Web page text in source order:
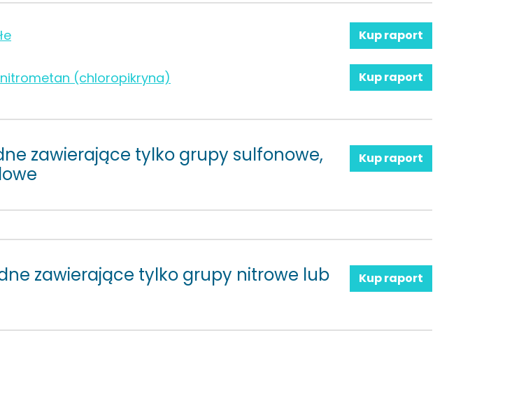
Kup raport
(chloropikryna) Kup raport
zawierające tylko grupy sulfonowe,
Kup raport
zawierające tylko grupy nitrowe lub
Kup raport